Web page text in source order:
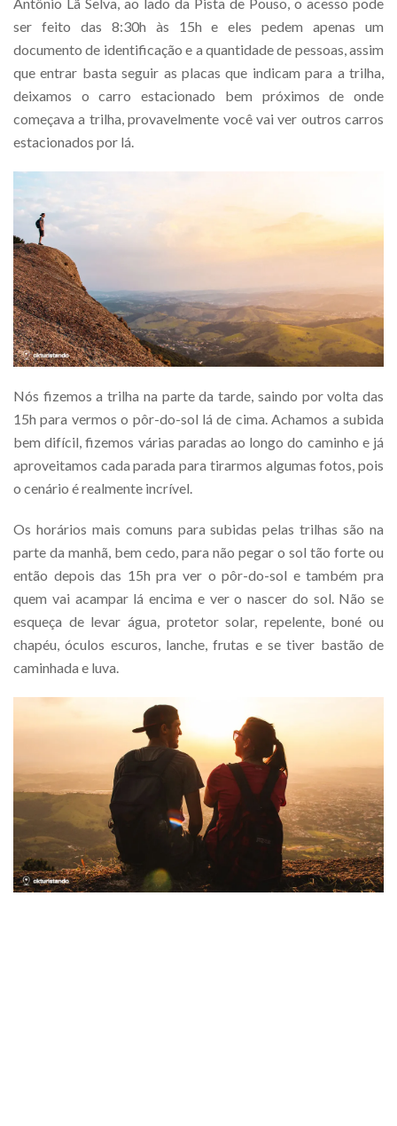
Antônio Lã Selva, ao lado da Pista de Pouso, o acesso pode
ser feito das 8:30h às 15h e eles pedem apenas um
documento de identificação e a quantidade de pessoas, assim
que entrar basta seguir as placas que indicam para a trilha,
deixamos o carro estacionado bem próximos de onde
começava a trilha, provavelmente você vai ver outros carros
estacionados por lá.
Nós fizemos a trilha na parte da tarde, saindo por volta das
15h para vermos o pôr-do-sol lá de cima. Achamos a subida
bem difícil, fizemos várias paradas ao longo do caminho e já
aproveitamos cada parada para tirarmos algumas fotos, pois
o cenário é realmente incrível.
Os horários mais comuns para subidas pelas trilhas são na
parte da manhã, bem cedo, para não pegar o sol tão forte ou
então depois das 15h pra ver o pôr-do-sol e também pra
quem vai acampar lá encima e ver o nascer do sol. Não se
esqueça de levar água, protetor solar, repelente, boné ou
chapéu, óculos escuros, lanche, frutas e se tiver bastão de
caminhada e luva.